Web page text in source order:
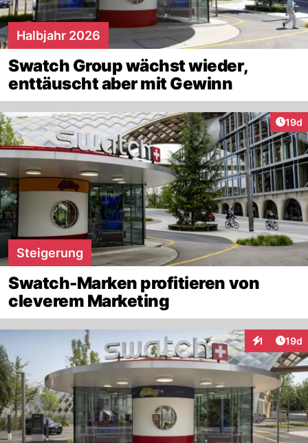
Halbjahr 2026
Swatch Group wächst wieder,
enttäuscht aber mit Gewinn
19d
Steigerung
Swatch-Marken profitieren von
cleverem Marketing
1 19d